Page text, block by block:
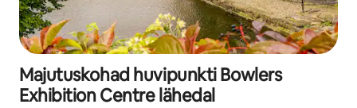
Majutuskohad huvipunkti Bowlers
Exhibition Centre lähedal